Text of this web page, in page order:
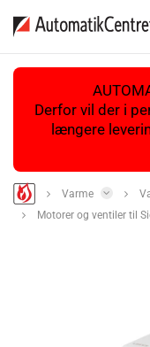
Derfor vil der i
længere
Varme
Motorer og ventiler til